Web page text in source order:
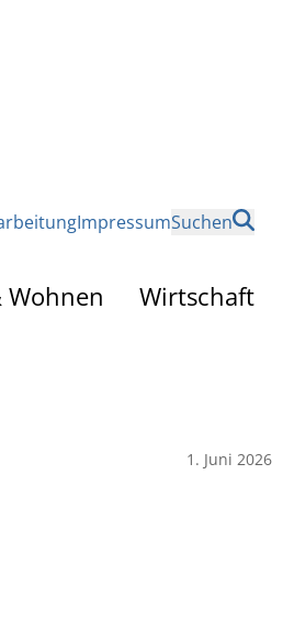
ImpressumSuchen
Wohnen Wirtschaft
1. Juni 2026